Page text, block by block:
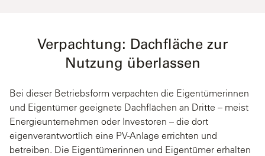
Verpachtung: Dachfläche zur
Nutzung überlassen
Bei dieser Betriebsform verpachten die Eigentümerinnen
und Eigentümer geeignete Dachflächen an Dritte – meist
Energieunternehmen oder Investoren – die dort
eigenverantwortlich eine PV-Anlage errichten und
betreiben. Die Eigentümerinnen und Eigentümer erhalten